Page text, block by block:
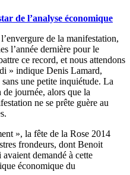
de l’analyse économique
de la manifestation,
l’année dernière pour le
ce record, et nous attendons
» indique Denis Lamard,
une petite inquiétude. La
journée, alors que la
ne se prête guère au
», la fête de la Rose 2014
frondeurs, dont Benoit
demandé à cette
économique du